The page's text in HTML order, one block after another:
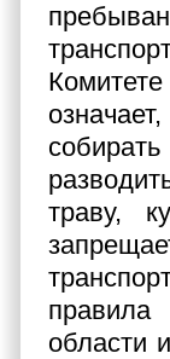
траву,
правила
области